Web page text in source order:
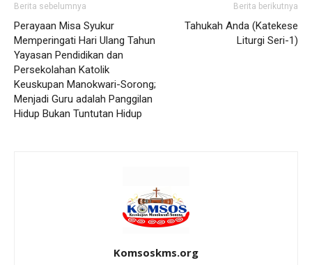
Berita sebelumnya
Perayaan Misa Syukur
Memperingati Hari Ulang Tahun
Yayasan Pendidikan dan
Persekolahan Katolik
Keuskupan Manokwari-Sorong;
Menjadi Guru adalah Panggilan
Hidup Bukan Tuntutan Hidup
Berita berikutnya
Tahukah Anda (Katekese
Liturgi Seri-1)
Komsoskms.org